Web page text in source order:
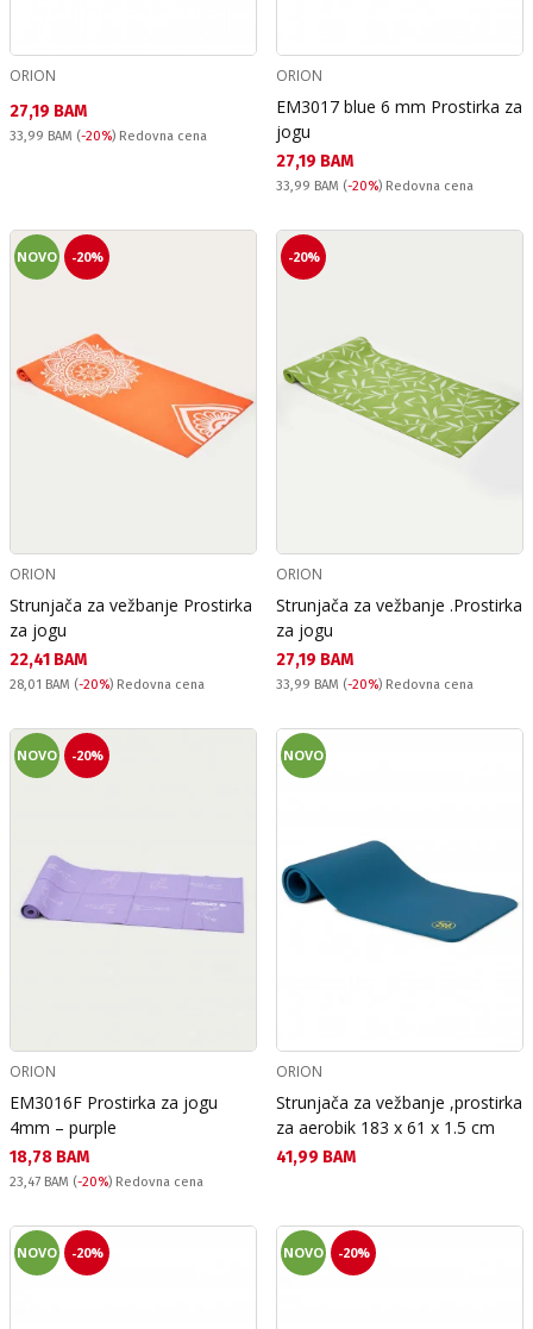
ORION
Текуща цена:
27,19 BAM
Redovna cena:
33,99 BAM (-20%) Redovna cena
ORION
ЕМ3017 blue 6 mm Prostirka za
jogu
Текуща цена:
27,19 BAM
Redovna cena:
33,99 BAM (-20%) Redovna cena
NOVO -20%
ORION
Strunjača za vežbanje Prostirka
za jogu
Текуща цена:
22,41 BAM
Redovna cena:
28,01 BAM (-20%) Redovna cena
-20%
ORION
Strunjača za vežbanje .Prostirka
za jogu
Текуща цена:
27,19 BAM
Redovna cena:
33,99 BAM (-20%) Redovna cena
NOVO -20%
ORION
EM3016F Prostirka za jogu
4mm – purple
Текуща цена:
18,78 BAM
Redovna cena:
23,47 BAM (-20%) Redovna cena
NOVO
ORION
Strunjača za vežbanje ,prostirka
za aerobik 183 x 61 x 1.5 cm
Текуща цена:
41,99 BAM
NOVO -20% NOVO -20%